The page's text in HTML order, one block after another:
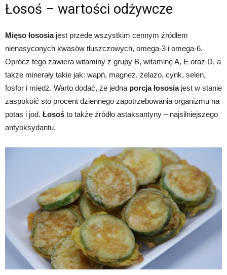
Łosoś – wartości odżywcze
Mięso łososiajest przede wszystkim cennym źródłem
nienasyconych kwasów tłuszczowych, omega-3 i omega-6.
Oprócz tego zawiera witaminy z grupy B, witaminę A, E oraz D, a
także minerały takie jak: wapń, magnez, żelazo, cynk, selen,
fosfor i miedź. Warto dodać, że jedna porcja łososiajest w stanie
zaspokoić sto procent dziennego zapotrzebowania organizmu na
potas i jod. Łosoś to także źródło astaksantyny – najsilniejszego
antyoksydantu.